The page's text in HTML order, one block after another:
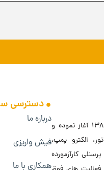
فروشگاه بهرامی فعالیت خود را از سال ۱۳۸۵ آغاز نموده و
الکترو پمپ،
کارآزمورده
دسترسی
درباره ما
فیش واریزی
همکاری با ما